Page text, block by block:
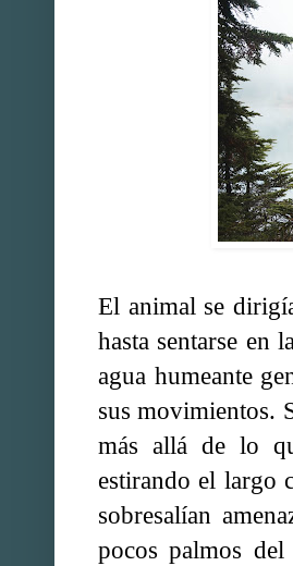
El animal se
hasta sentarse en
agua humeante
sus movimientos.
más allá de lo
estirando el largo
sobresalían
pocos palmos